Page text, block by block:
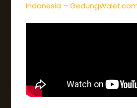
Indonesia –